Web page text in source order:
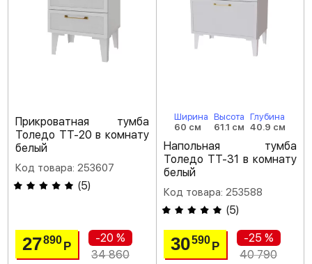
Прикроватная тумба
Толедо ТТ-20 в комнату
белый
Код товара: 253607
(5)
27890Р
-20 %
34 860
Ширина
60 см
Высота
61.1 см
Глубина
40.9 см
Напольная тумба
Толедо ТТ-31 в комнату
белый
Код товара: 253588
(5)
30590 Р
-25 %
40 790